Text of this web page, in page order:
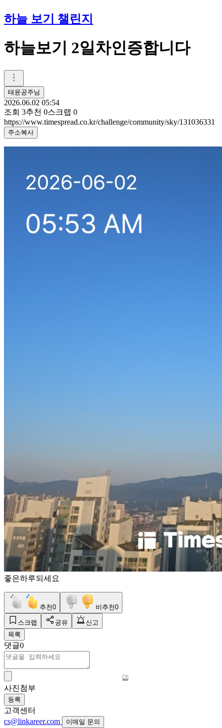
하늘 보기 챌린지
하늘보기 2일차인증합니다
태윤공주님
2026.06.02 05:54
조회 3추천 0스크랩 0
https://www.timespread.co.kr/challenge/community/sky/131036331
주소복사
좋은하루되세요
추천0 비추천0
스크랩 공유
신고
목록
댓글0
사진첨부
등록
고객센터
cs@linkareer.com
이메일 문의